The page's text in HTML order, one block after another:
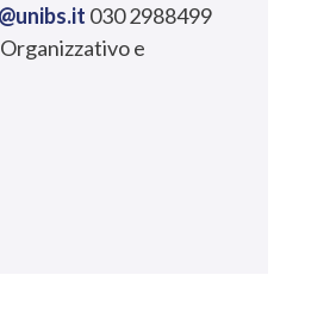
030 2988499
e